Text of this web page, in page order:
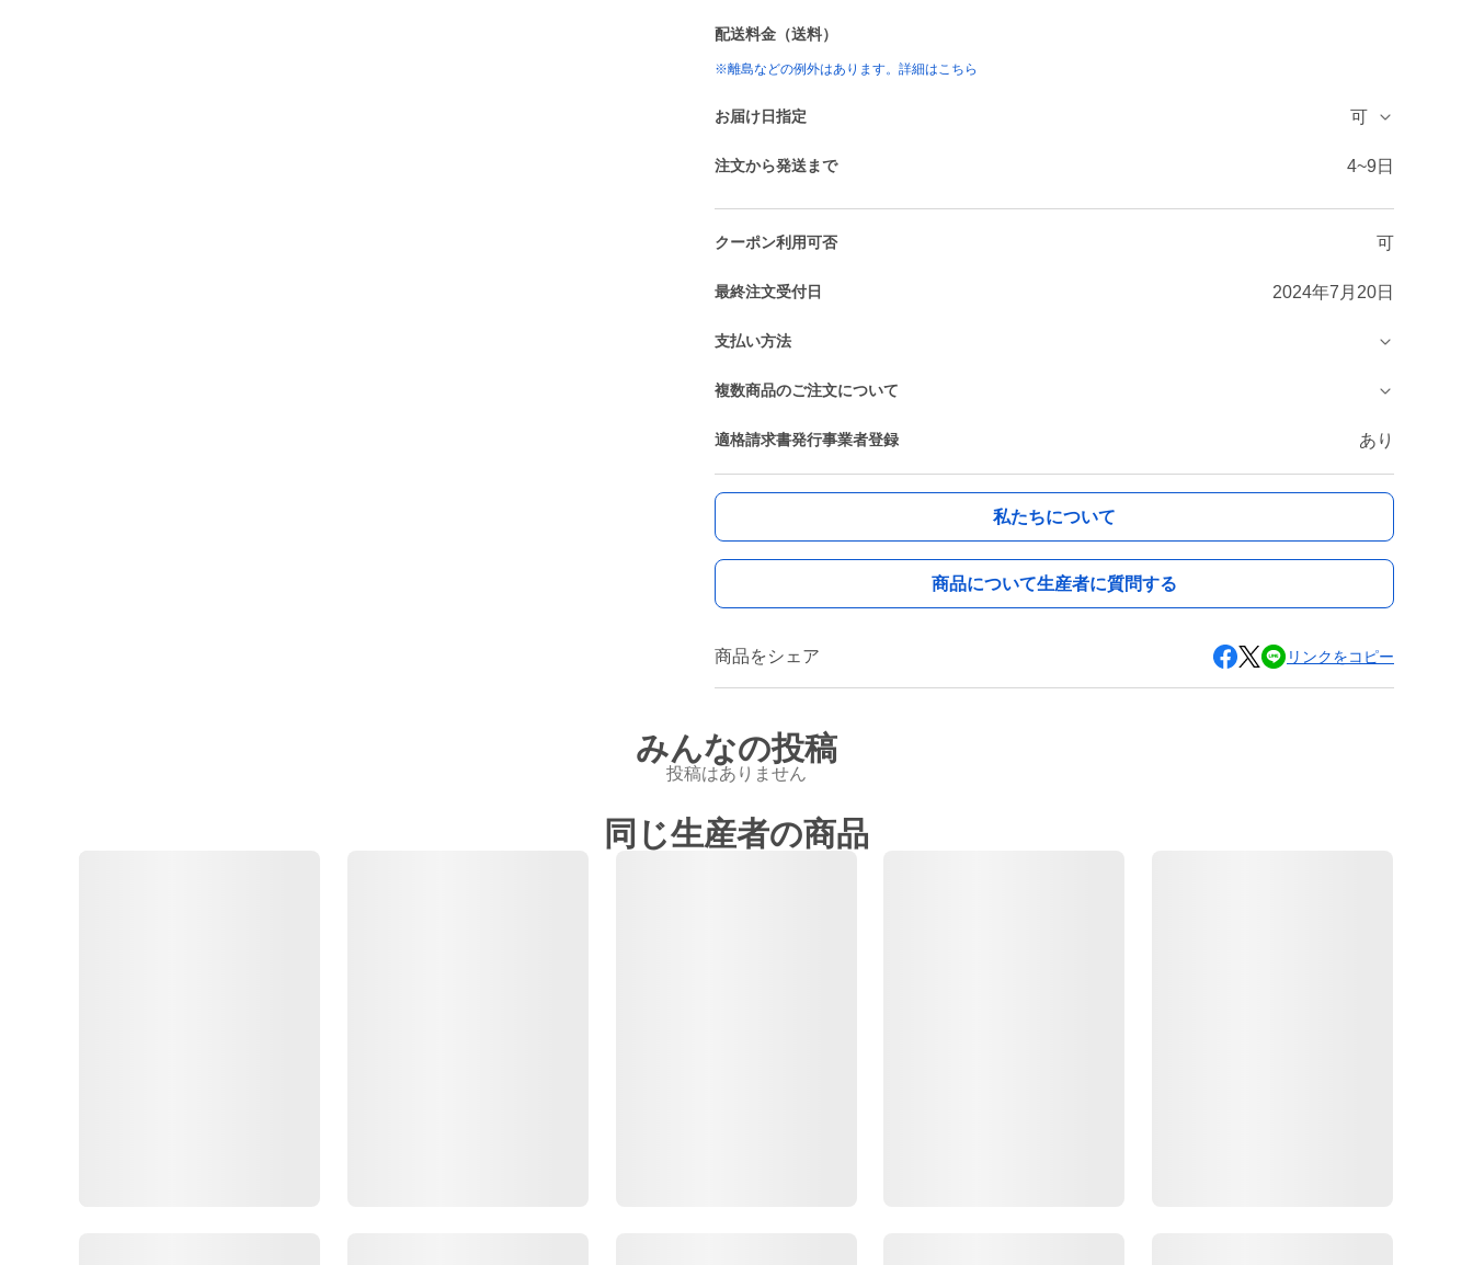
配送料金（送料）
※離島などの例外はあります。詳細はこちら
お届け日指定 可
注文から発送まで 4~9日
クーポン利用可否 可
最終注文受付日 2024年7月20日
支払い方法
複数商品のご注文について
適格請求書発行事業者登録 あり
私たちについて
商品について生産者に質問する
商品をシェア リンクをコピー
みんなの投稿
投稿はありません
同じ生産者の商品